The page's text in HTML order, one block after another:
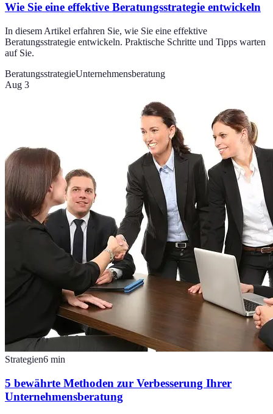
Wie Sie eine effektive Beratungsstrategie entwickeln
In diesem Artikel erfahren Sie, wie Sie eine effektive
Beratungsstrategie entwickeln. Praktische Schritte und Tipps warten
auf Sie.
BeratungsstrategieUnternehmensberatung
Aug 3
Strategien6 min
5 bewährte Methoden zur Verbesserung Ihrer
Unternehmensberatung